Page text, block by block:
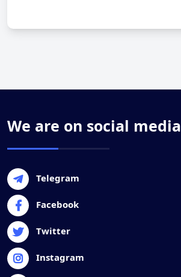
We are on social media
Telegram
Facebook
Twitter
Instagram